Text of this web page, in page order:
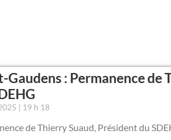
Gaudens : Permanence de
19 h 18
de Thierry Suaud, Président du